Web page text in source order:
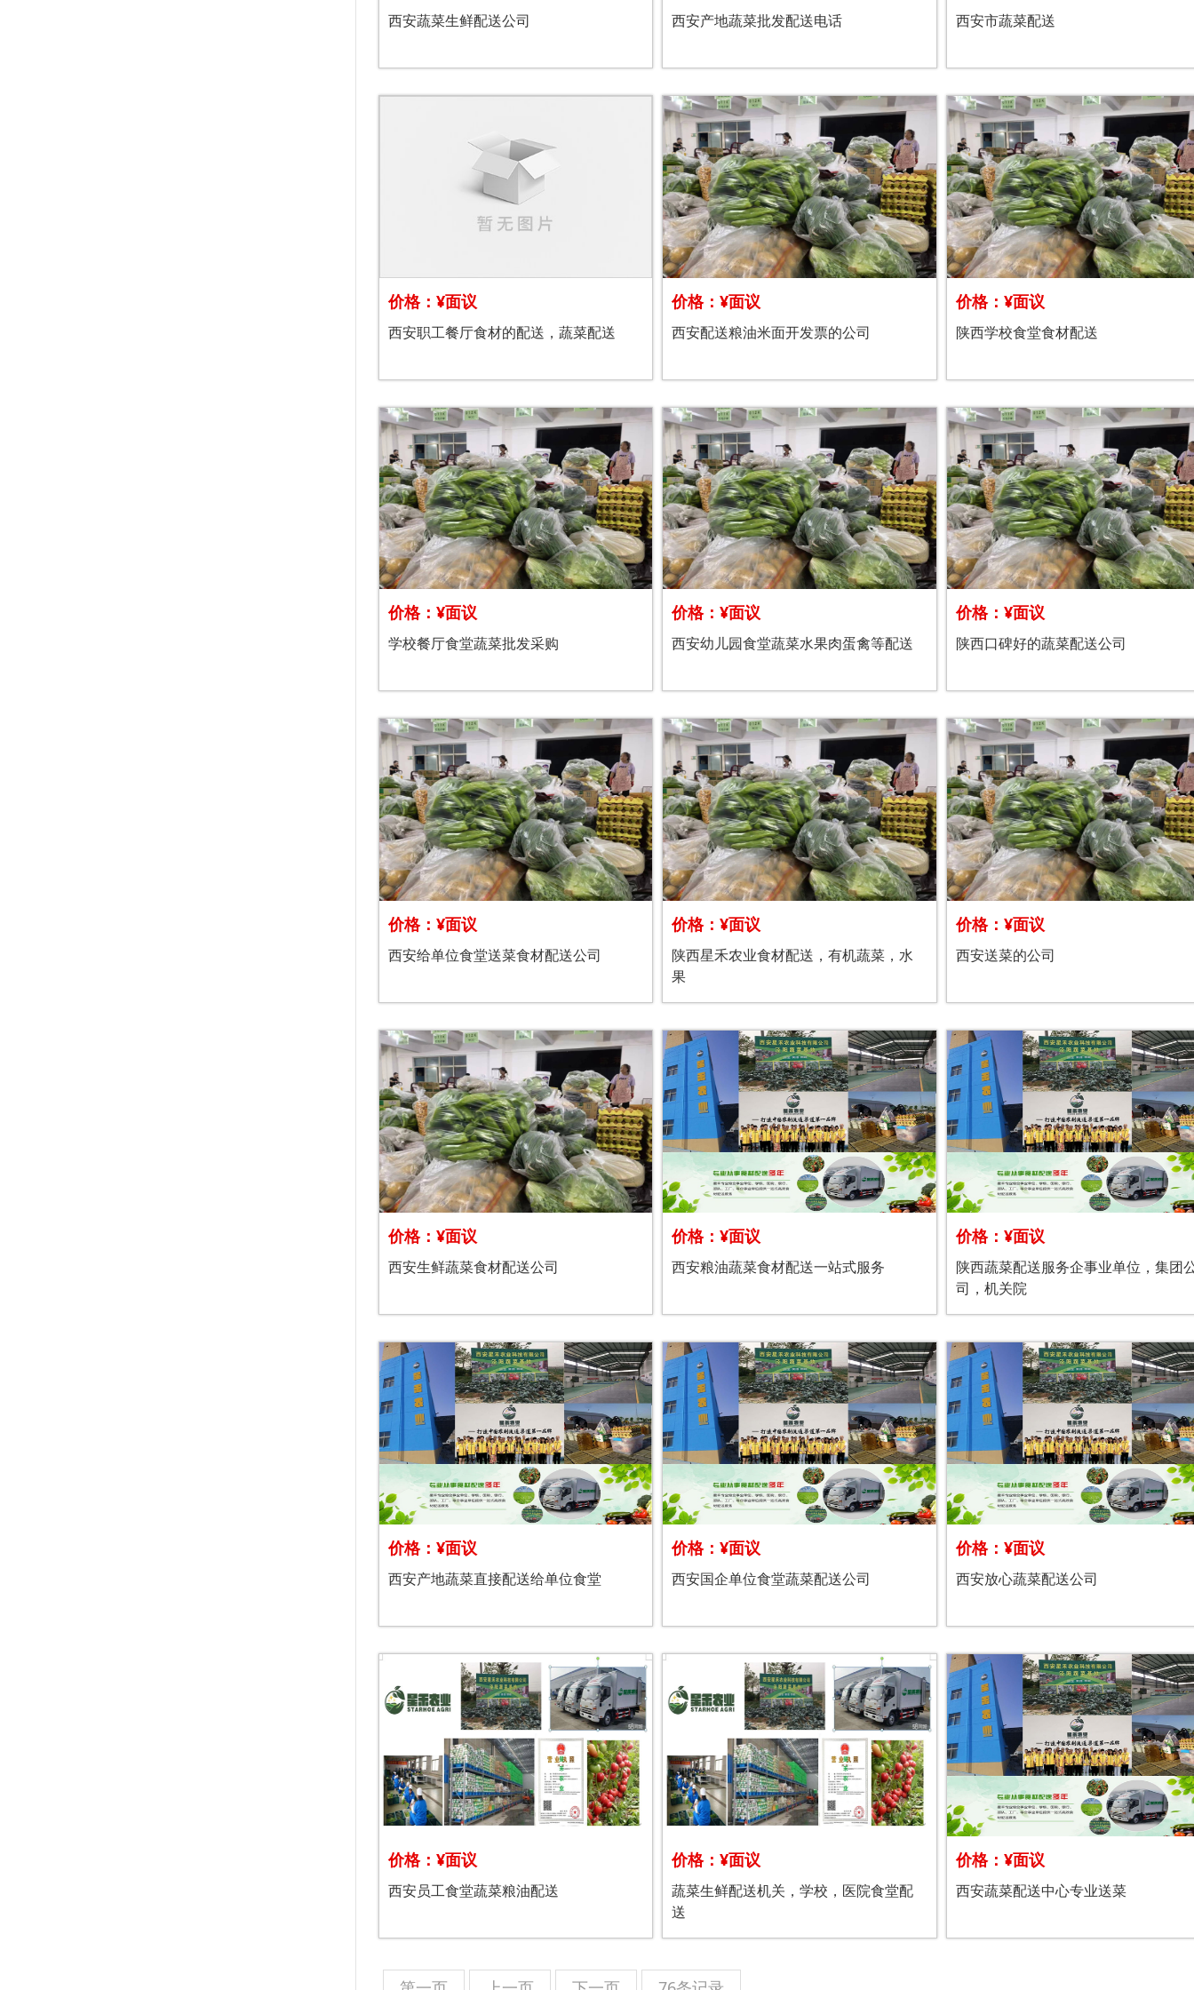
西安蔬菜生鲜配送公司 西安产地蔬菜批发配送电话 西安市蔬菜配送
价格：¥面议
西安职工餐厅食材的配送，蔬菜配送
价格：¥面议
西安配送粮油米面开发票的公司
价格：¥面议
陕西学校食堂食材配送
价格：¥面议
学校餐厅食堂蔬菜批发采购
价格：¥面议
西安幼儿园食堂蔬菜水果肉蛋禽等配送
价格：¥面议
陕西口碑好的蔬菜配送公司
价格：¥面议
西安给单位食堂送菜食材配送公司
价格：¥面议
陕西星禾农业食材配送，有机蔬菜，水
果
价格：¥面议
西安送菜的公司
价格：¥面议
西安生鲜蔬菜食材配送公司
价格：¥面议
西安粮油蔬菜食材配送一站式服务
价格：¥面议
陕西蔬菜配送服务企事业单位，集团
司，机关院
价格：¥面议
西安产地蔬菜直接配送给单位食堂
价格：¥面议
西安国企单位食堂蔬菜配送公司
价格：¥面议
西安放心蔬菜配送公司
价格：¥面议
西安员工食堂蔬菜粮油配送
价格：¥面议
蔬菜生鲜配送机关，学校，医院食堂配
送
价格：¥面议
西安蔬菜配送中心专业送菜